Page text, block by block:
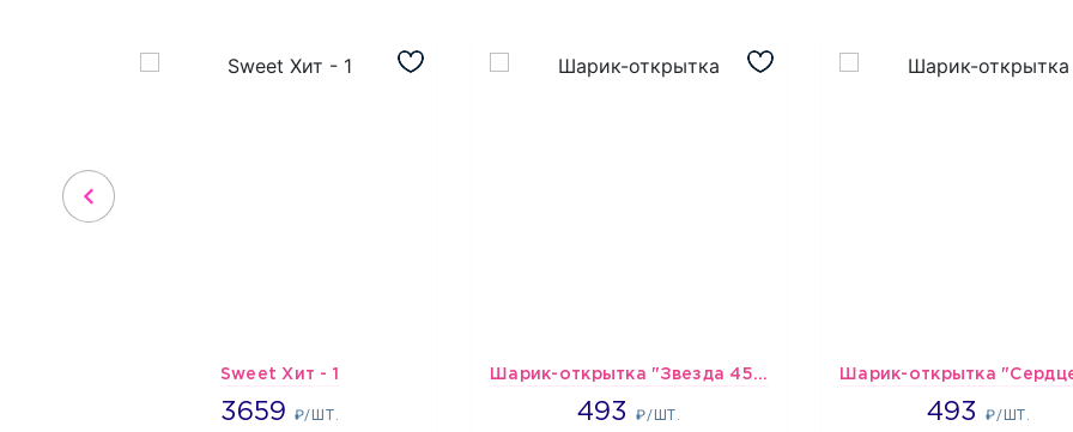
Sweet Хит - 1
3659 ₽/ШТ.
3659 Шарик-открытка "Звезда 45 см" №1
493₽/ШТ.
493
493₽/ШТ.
493